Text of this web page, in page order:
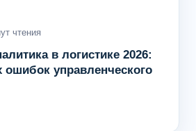
чтения
в логистике 2026:
ошибок управленческого